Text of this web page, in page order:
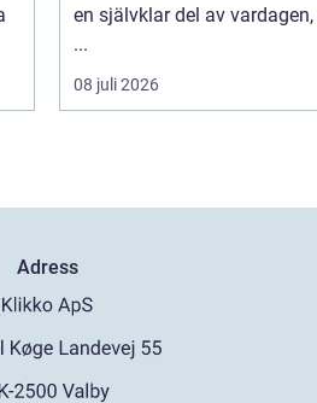
en självklar del av
...
08 juli 2026
Adress